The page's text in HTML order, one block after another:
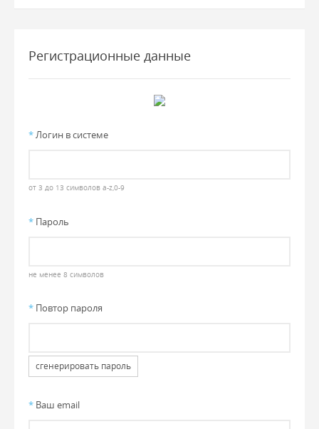
Регистрационные данные
*Логин в системе
от 3 до 13 символов a-z,0-9
* Пароль
не менее 8 символов
* Повтор пароля
сгенерировать пароль
* Ваш email